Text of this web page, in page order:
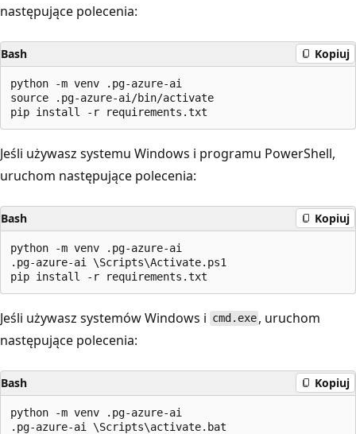
następujące polecenia:
Bash Kopiuj
python -m venv .pg-azure-ai
source .pg-azure-ai/bin/activate
Jeśli używasz systemu Windows i programu PowerShell,
uruchom następujące polecenia:
Bash Kopiuj
python -m venv .pg-azure-ai
.pg-azure-ai \Scripts\Activate.ps1
Jeśli używasz systemów Windows i cmd.exe , uruchom
następujące polecenia:
Bash Kopiuj
python -m venv .pg-azure-ai
.pg-azure-ai \Scripts\activate.bat